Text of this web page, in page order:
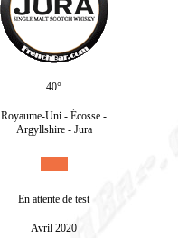
40°
Royaume-Uni - Écosse -
Argyllshire - Jura
En attente de test
Avril 2020